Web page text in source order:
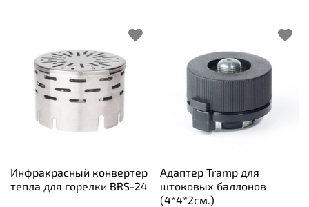
Инфракрасный конвертер
тепла для горелки BRS-24
Адаптер Tramp для
штоковых баллонов
(4*4*2см.)